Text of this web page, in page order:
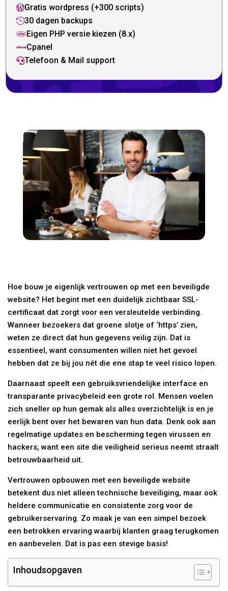
Gratis wordpress (+300 scripts)
30 dagen backups
Eigen PHP versie kiezen (8.x)
Cpanel
Telefoon & Mail support
Hoe bouw je eigenlijk vertrouwen op met een beveiligde
website? Het begint met een duidelijk zichtbaar SSL-
certificaat dat zorgt voor een versleutelde verbinding.
Wanneer bezoekers dat groene slotje of ‘https’ zien,
weten ze direct dat hun gegevens veilig zijn. Dat is
essentieel, want consumenten willen niet het gevoel
hebben dat ze bij jou nét die ene stap te veel risico lopen.
Daarnaast speelt een gebruiksvriendelijke interface en
transparante privacybeleid een grote rol. Mensen voelen
zich sneller op hun gemak als alles overzichtelijk is en je
eerlijk bent over het bewaren van hun data. Denk ook aan
regelmatige updates en bescherming tegen virussen en
hackers, want een site die veiligheid serieus neemt straalt
betrouwbaarheid uit.
Vertrouwen opbouwen met een beveiligde website
betekent dus niet alleen technische beveiliging, maar ook
heldere communicatie en consistente zorg voor de
gebruikerservaring. Zo maak je van een simpel bezoek
een betrokken ervaring waarbij klanten graag terugkomen
en aanbevelen. Dat is pas een stevige basis!
Inhoudsopgaven